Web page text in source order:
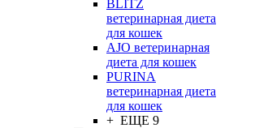
BLITZ
ветеринарная диета
для кошек
AJO ветеринарная
диета для кошек
PURINA
ветеринарная диета
для кошек
+ ЕЩЕ 9